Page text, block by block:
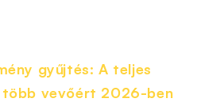
gyűjtés: A teljes
vevőért 2026-ben